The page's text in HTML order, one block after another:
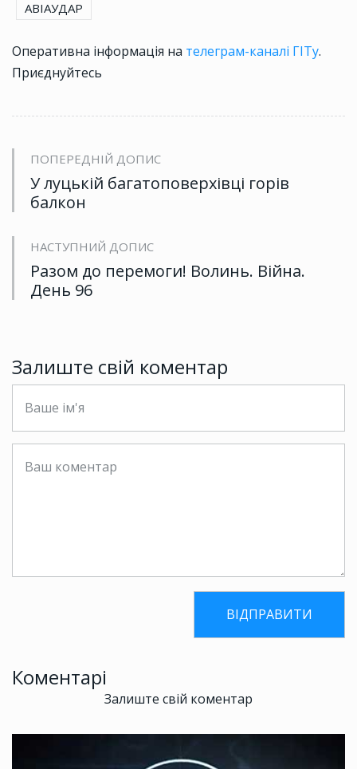
АВІАУДАР
Оперативна інформація на телеграм-каналі ГІТу.
Приєднуйтесь
ПОПЕРЕДНІЙ ДОПИС
У луцькій багатоповерхівці горів
балкон
НАСТУПНИЙ ДОПИС
Разом до перемоги! Волинь. Війна.
День 96
Залиште свій коментар
Коментарі
Залиште свій коментар